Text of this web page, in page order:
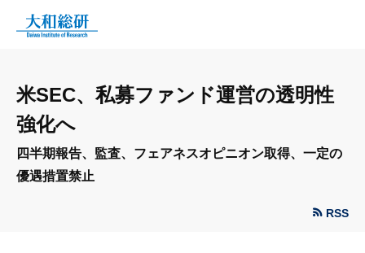
米SEC、私募ファンド運営の透明性
強化へ
四半期報告、監査、フェアネスオピニオン取得、一定の
優遇措置禁止
RSS